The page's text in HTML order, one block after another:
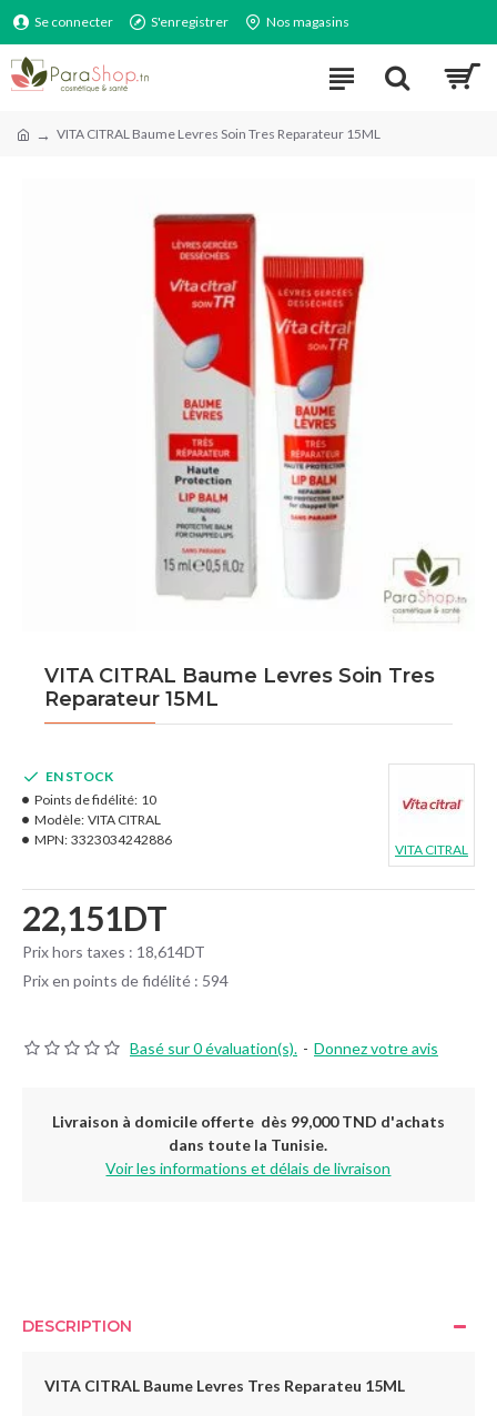
Se connecter S'enregistrer Nos magasins
VITA CITRAL Baume Levres Soin Tres Reparateur 15ML
VITA CITRAL Baume Levres Soin Tres
Reparateur 15ML
Basé sur 0 évaluation(s). - Donnez votre avis
22,151DT
Prix hors taxes : 18,614DT
Prix en points de fidélité : 594
EN STOCK
Points de fidélité: 10
Modèle: VITA CITRAL
MPN: 3323034242886
VITA CITRAL
Livraison à domicile offerte dès 99,000 TND d'achats
dans toute la Tunisie.
Voir les informations et délais de livraison
DESCRIPTION
VITA CITRAL Baume Levres Tres Reparateu 15ML